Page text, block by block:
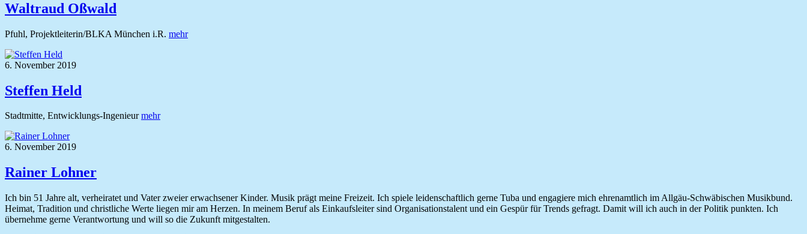
Waltraud Oßwald
Pfuhl, Projektleiterin/BLKA München i.R. mehr
6. November 2019
Steffen Held
Stadtmitte, Entwicklungs-Ingenieurmehr
6. November 2019
Rainer Lohner
Ich bin 51 Jahre alt, verheiratet und Vater zweier erwachsener Kinder. Musik prägt meine Freizeit. Ich spiele leidenschaftlich gerne Tuba und engagiere mich ehrenamtlich im Allgäu-Schwäbischen Musikbund.
Heimat, Tradition und christliche Werte liegen mir am Herzen. In meinem Beruf als Einkaufsleiter sind Organisationstalent und ein Gespür für Trends gefragt. Damit will ich auch in der Politik punkten. Ich
übernehme gerne Verantwortung und will so die Zukunft mitgestalten.